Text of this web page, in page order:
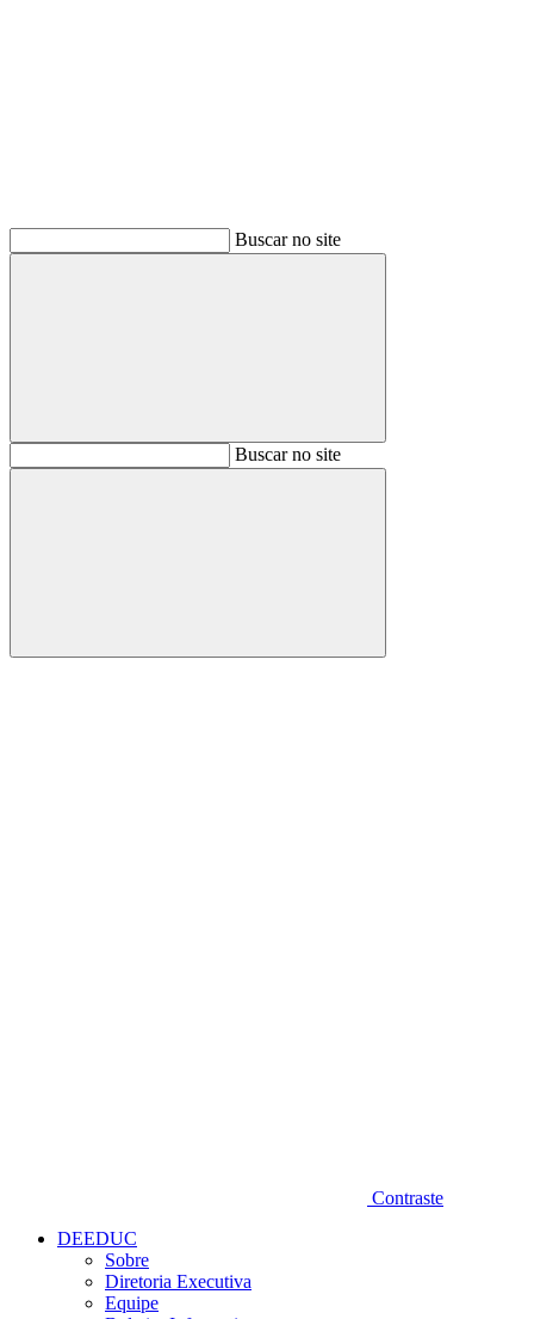
Buscar no site
BuscarBuscar no site
Buscar
Contraste
DEEDUC
Sobre
Diretoria Executiva
Equipe